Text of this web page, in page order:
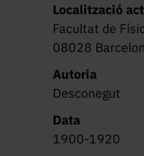
Localització
Facultat de
08028
Autoria
Desconegut
Data
1900-1920